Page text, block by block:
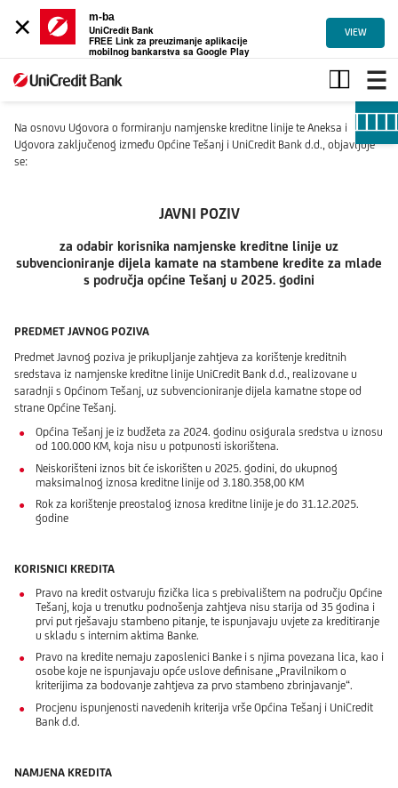
×
m-ba
UniCredit Bank
FREE Link za preuzimanje aplikacije
mobilnog bankarstva sa Google Play
VIEW
Javni
poziv
stambeni
krediti
za
Na osnovu Ugovora o formiranju namjenske kreditne linije te Aneksa i
Ugovora zaključenog između Općine Tešanj i UniCredit Bank d.d., objavljuje
se:
JAVNI POZIV
za odabir korisnika namjenske kreditne linije uz
subvencioniranje dijela kamate na stambene kredite za mlade
s područja općine Tešanj u 2025. godini
PREDMET JAVNOG POZIVA
Predmet Javnog poziva je prikupljanje zahtjeva za korištenje kreditnih
sredstava iz namjenske kreditne linije UniCredit Bank d.d., realizovane u
saradnji s Općinom Tešanj, uz subvencioniranje dijela kamatne stope od
strane Općine Tešanj.
Općina Tešanj je iz budžeta za 2024. godinu osigurala sredstva u iznosu
od 100.000 KM, koja nisu u potpunosti iskorištena.
Neiskorišteni iznos bit će iskorišten u 2025. godini, do ukupnog
maksimalnog iznosa kreditne linije od 3.180.358,00 KM
Rok za korištenje preostalog iznosa kreditne linije je do 31.12.2025.
godine
KORISNICI KREDITA
Pravo na kredit ostvaruju fizička lica s prebivalištem na području Općine
Tešanj, koja u trenutku podnošenja zahtjeva nisu starija od 35 godina i
prvi put rješavaju stambeno pitanje, te ispunjavaju uvjete za kreditiranje
u skladu s internim aktima Banke.
Pravo na kredite nemaju zaposlenici Banke i s njima povezana lica, kao i
osobe koje ne ispunjavaju opće uslove definisane „Pravilnikom o
kriterijima za bodovanje zahtjeva za prvo stambeno zbrinjavanje“.
Procjenu ispunjenosti navedenih kriterija vrše Općina Tešanj i UniCredit
Bank d.d.
NAMJENA KREDITA